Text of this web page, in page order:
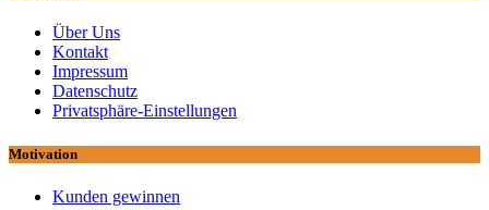
Über Uns
Kontakt
Impressum
Datenschutz
Privatsphäre-Einstellungen
Motivation
Kunden gewinnen